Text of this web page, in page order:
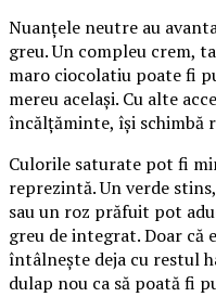
Nuanțele neutre au
greu. Un compleu crem,
maro ciocolatiu poate fi
mereu același. Cu alte
încălțăminte, își schimbă
Culorile saturate pot fi
reprezintă. Un verde
sau un roz prăfuit pot
greu de integrat. Doar că
întâlnește deja cu restul
dulap nou ca să poată fi